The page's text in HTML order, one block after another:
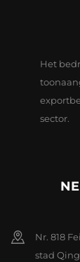
Het
sector.
Nr. 818
stad